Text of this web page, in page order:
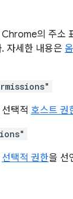
의 주소
자세한 내용은
택적 호스트 권
선택적 권한을 선